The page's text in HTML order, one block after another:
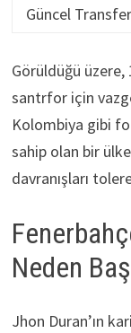
Güncel
Görüldüğü
santrfor için
Kolombiya gibi
sahip olan bir
davranışları
Neden
Jhon Duran’ın